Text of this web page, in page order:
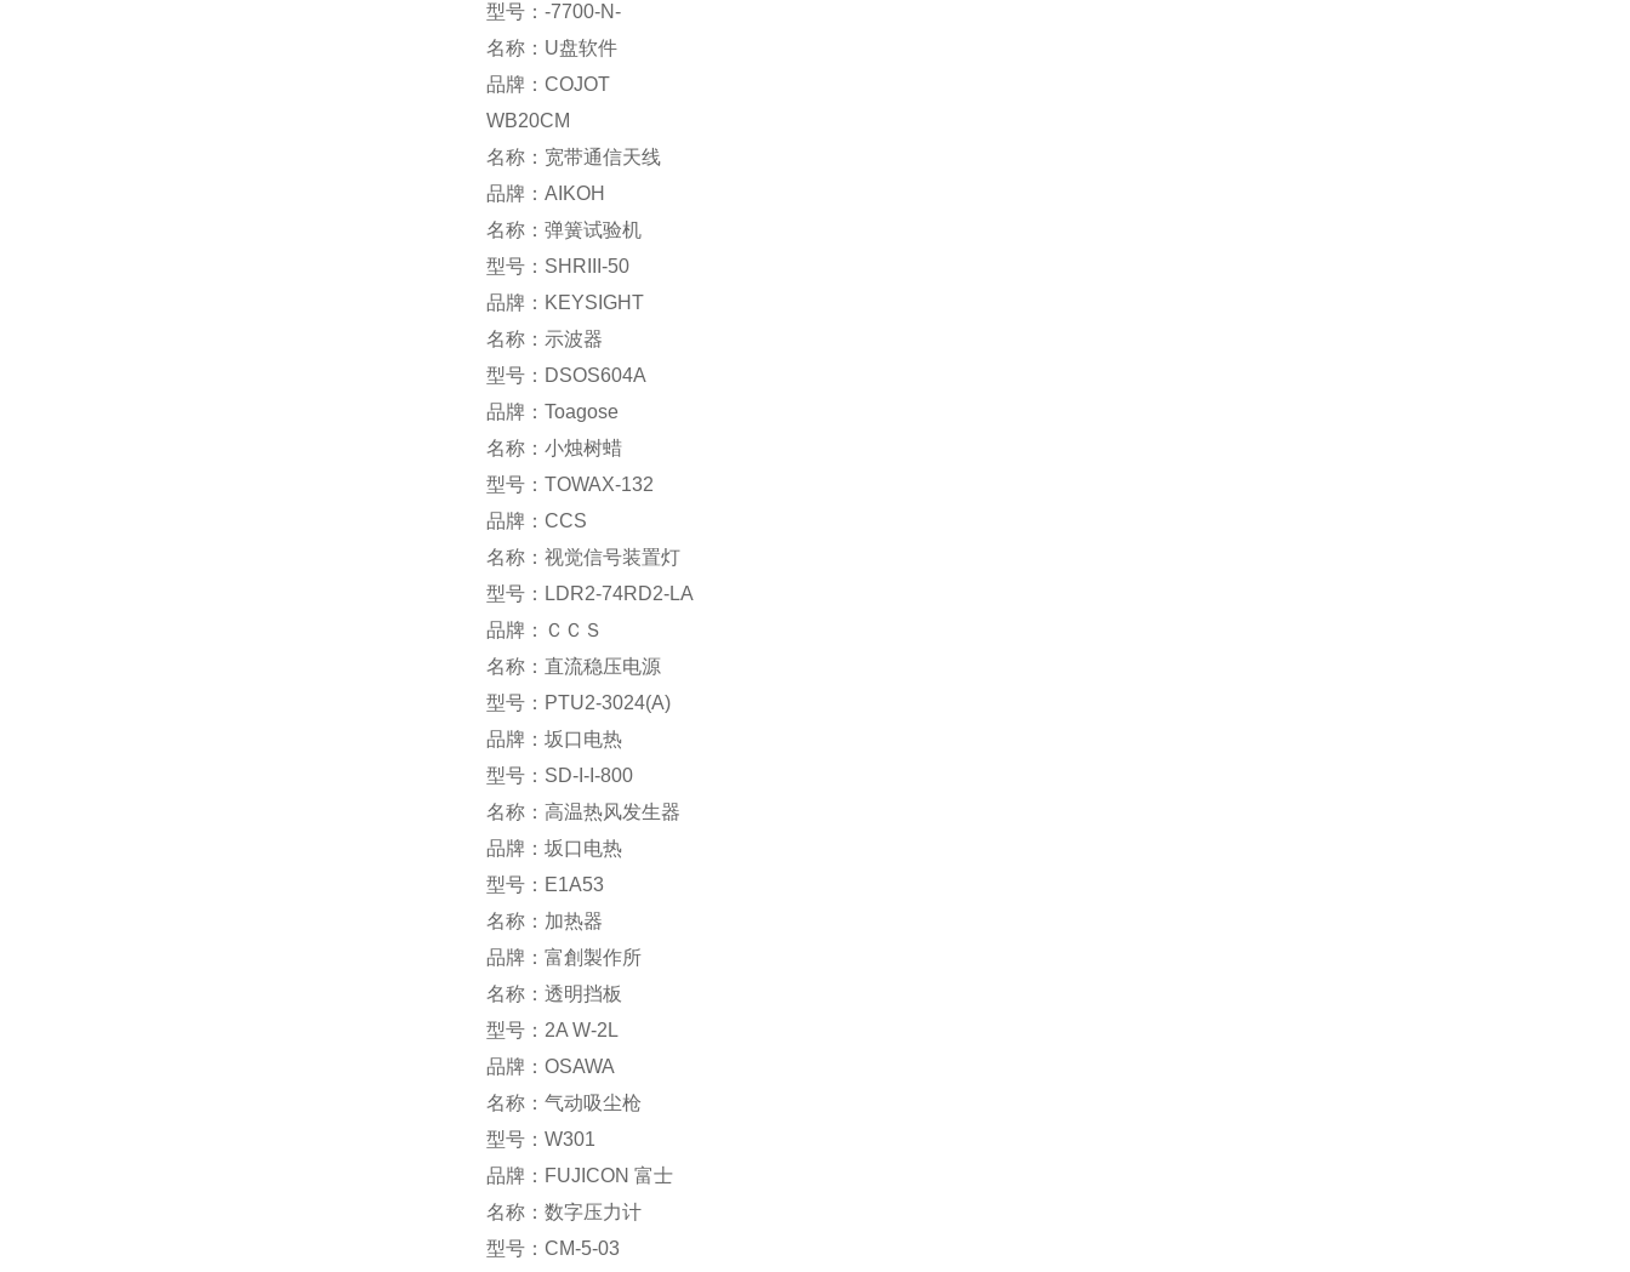
型号：-7700-N-
名称：U盘软件
品牌：COJOT
WB20CM
名称：宽带通信天线
品牌：AIKOH
名称：弹簧试验机
型号：SHRIII-50
品牌：KEYSIGHT
名称：示波器
型号：DSOS604A
品牌：Toagose
名称：小烛树蜡
型号：TOWAX-132
品牌：CCS
名称：视觉信号装置灯
型号：LDR2-74RD2-LA
品牌：ＣＣＳ
名称：直流稳压电源
型号：PTU2-3024(A)
品牌：坂口电热
型号：SD-I-I-800
名称：高温热风发生器
品牌：坂口电热
型号：E1A53
名称：加热器
品牌：富創製作所
名称：透明挡板
型号：2A W-2L
品牌：OSAWA
名称：气动吸尘枪
型号：W301
品牌：FUJICON 富士
名称：数字压力计
型号：CM-5-03